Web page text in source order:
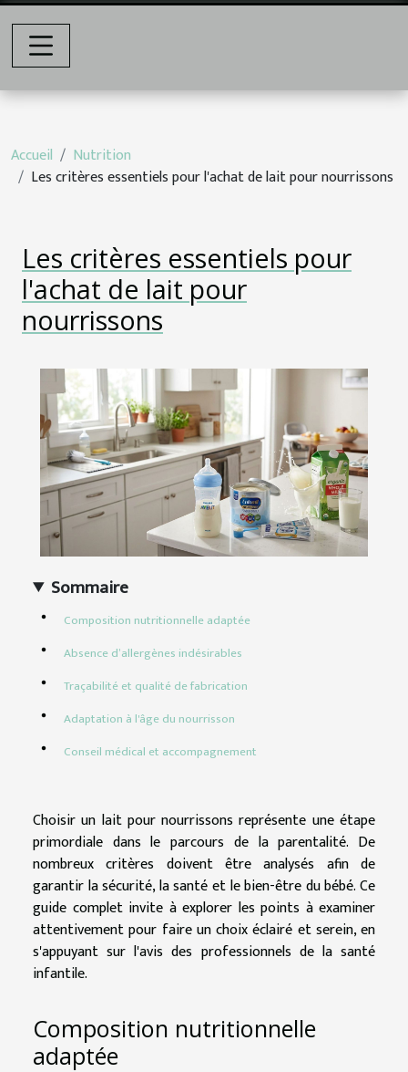
Accueil
Nutrition
Les critères essentiels pour l'achat de lait pour nourrissons
Les critères essentiels pour
l'achat de lait pour
nourrissons
Sommaire
Composition nutritionnelle adaptée
Absence d’allergènes indésirables
Traçabilité et qualité de fabrication
Adaptation à l'âge du nourrisson
Conseil médical et accompagnement
Choisir un lait pour nourrissons représente une étape
primordiale dans le parcours de la parentalité. De
nombreux critères doivent être analysés afin de
garantir la sécurité, la santé et le bien-être du bébé. Ce
guide complet invite à explorer les points à examiner
attentivement pour faire un choix éclairé et serein, en
s'appuyant sur l'avis des professionnels de la santé
infantile.
Composition nutritionnelle
adaptée